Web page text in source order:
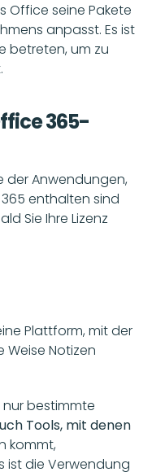
Office seine Pakete
anpasst. Es ist
betreten, um zu
365-
der Anwendungen,
enthalten sind
Sie Ihre Lizenz
Plattform, mit der
Notizen
bestimmte
Tools, mit denen
kommt,
ist die Verwendung